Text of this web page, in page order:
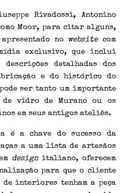
Rivadossi, Antonino
Moor, para citar alguns,
no websitecom
exclusivo, que inclui
detalhadas dos
e do histórico do
ser tanto um importante
de vidro de Murano ou os
em seus antigos ateliês.
é a chave do sucesso da
a uma lista de artesãos
designitaliano, oferecem
para que o cliente
de interiores tenham a peça